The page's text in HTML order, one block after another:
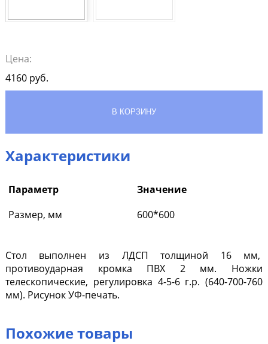
Цена:
4160руб.
Характеристики
Параметр
Значение
Размер, мм
600*600
Стол выполнен из ЛДСП толщиной 16 мм,
противоударная кромка ПВХ 2 мм. Ножки
телескопические, регулировка 4-5-6 г.р. (640-700-760
мм). Рисунок УФ-печать.
Похожие товары